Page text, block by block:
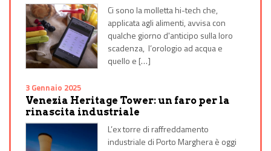
Ci sono la molletta hi-tech che,
applicata agli alimenti, avvisa con
qualche giorno d'anticipo sulla loro
scadenza, l’orologio ad acqua e
quello e […]
3 Gennaio 2025
Venezia Heritage Tower: un faro per la
rinascita industriale
L’ex torre di raffreddamento
industriale di Porto Marghera è oggi